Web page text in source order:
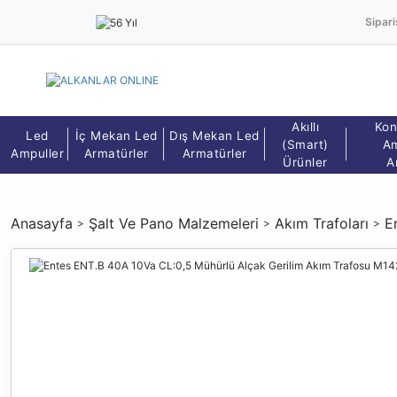
Led
Ampuller
İç Mekan Led
Armatürler
Dış Mekan Led
Armatürler
Akıllı
(Smart)
Ürünler
Anasayfa Şalt Ve Pano Malzemeleri Akım Trafoları